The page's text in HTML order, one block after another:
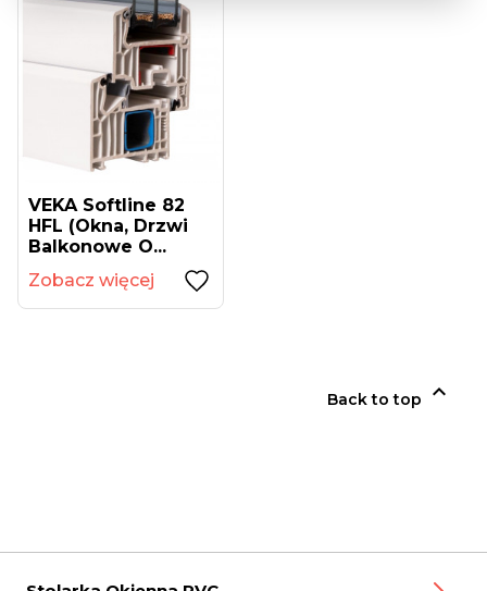
VEKA Softline 82
HFL (okna, Drzwi
Balkonowe O...
Zobacz więcej
Back to top 